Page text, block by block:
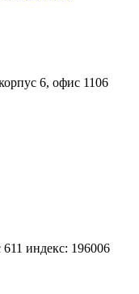
6, офис 1106
индекс: 196006